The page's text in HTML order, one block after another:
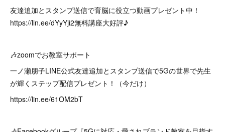
友達追加とスタンプ送信で育脳に役立つ動画プレゼント中！
https://lin.ee/dYyYji2無料講座大好評♪
🎶zoomでお教室サポート
一ノ瀬朋子LINE公式友達追加とスタンプ送信で5Gの世界で先生
が輝くステップ配信プレゼント！（今だけ）
https://lin.ee/61OM2bT